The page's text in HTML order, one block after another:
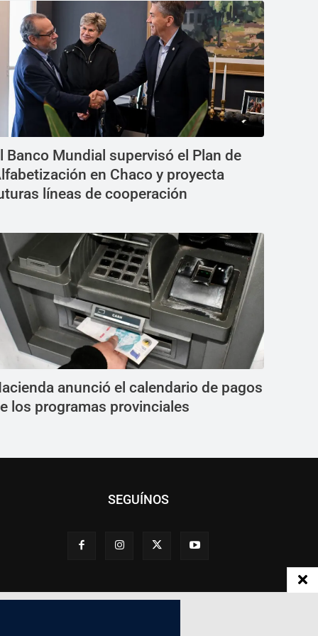
Banco Mundial supervisó el Plan de
en Chaco y proyecta
líneas de cooperación
anunció el calendario de pagos
los programas provinciales
SEGUÍNOS